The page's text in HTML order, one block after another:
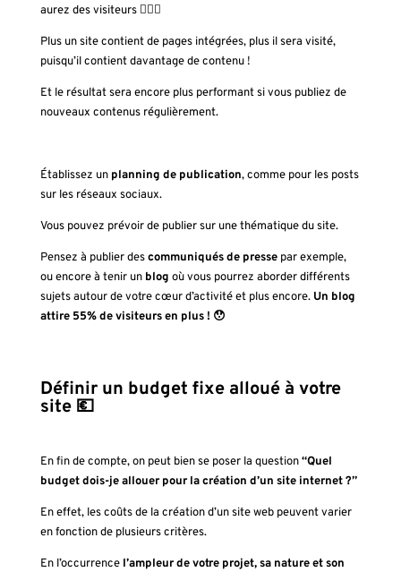
aurez des visiteurs 🤷🏽‍♀️
Plus un site contient de pages intégrées, plus il sera visité,
puisqu’il contient davantage de contenu !
Et le résultat sera encore plus performant si vous publiez de
nouveaux contenus régulièrement.
Établissez un planning de publication, comme pour les posts
sur les réseaux sociaux.
Vous pouvez prévoir de publier sur une thématique du site.
Pensez à publier descommuniqués de pressepar exemple,
ou encore à tenir un blog où vous pourrez aborder différents
sujets autour de votre cœur d’activité et plus encore. Un blog
attire 55% de visiteurs en plus ! 😯
Définir un budget fixe alloué à votre
site 💶
En fin de compte, on peut bien se poser la question“Quel
budget dois-je allouer pour la création d’un site internet ?”
En effet, les coûts de la création d’un site web peuvent varier
en fonction de plusieurs critères.
En l’occurrence l’ampleur de votre projet, sa nature et son